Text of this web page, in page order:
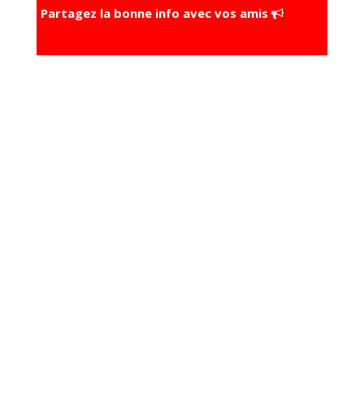
Partagez la bonne info avec vos amis